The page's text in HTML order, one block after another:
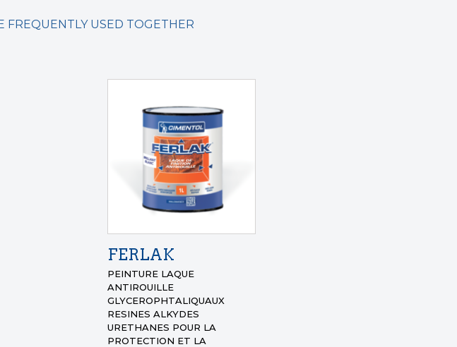
FREQUENTLY USED TOGETHER
FERLAK
PEINTURE LAQUE
ANTIROUILLE
GLYCEROPHTALIQUAUX
RESINES ALKYDES
URETHANES POUR LA
PROTECTION ET LA